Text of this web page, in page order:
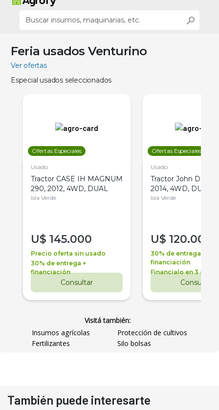
Feria usados Venturino
Ver ofertas
Especial usados seleccionados
Ofertas Especiales
Usado
Tractor CASE IH MAGNUM
290, 2012, 4WD, DUAL
Isla Verde
U$ 145.000
Precio oferta sin usado
30% de entrega +
financiación
Consultar
Ofertas Especiales
Usado
Tractor John Deere
2014, 4WD, DUAL
Isla Verde
U$ 120.000
30% de entrega +
financiación
Financialo en 3 años
Consultar
Visitá también:
Insumos agrícolas
Protección de cultivos
Fertilizantes
Silo bolsas
También puede interesarte